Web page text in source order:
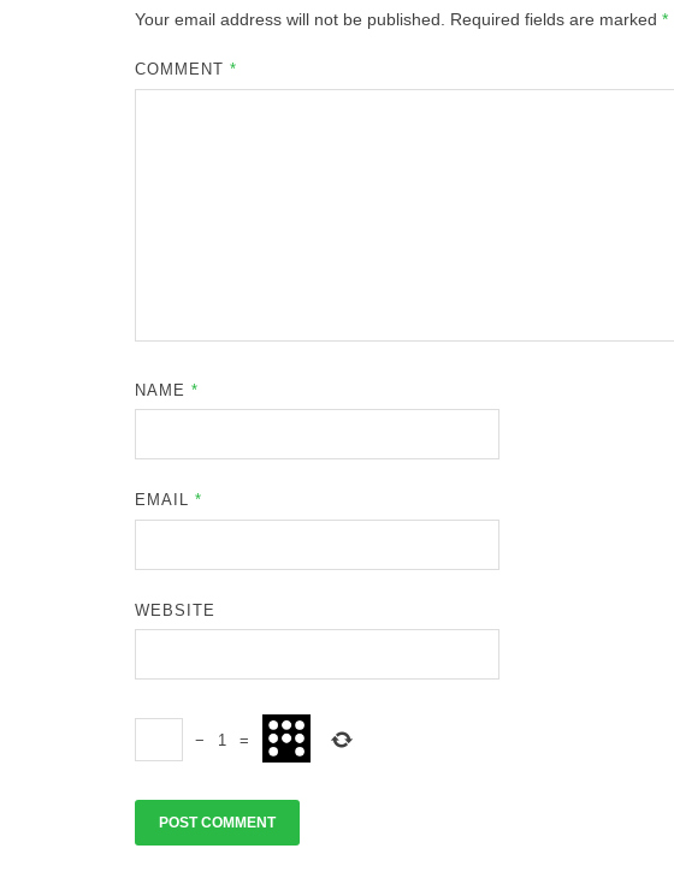
Your email address will not be published. Required fields are marked *
COMMENT*
NAME*
EMAIL*
WEBSITE
− 1 =